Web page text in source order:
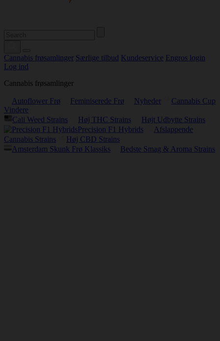
Cannabis frøsamlinger Særlige tilbud Kundeservice Engros login
Log ind
Cannabis frøsamlinger
Autoflower Frø Feminiserede Frø Nyheder
Cannabis Cup
Vindere
Cali Weed Strains
Høj THC Strains
Højt Udbytte Strains
Precision F1 Hybrids
Afslappende
Cannabis Strains
Høj CBD Strains
Amsterdam Skunk Frø Klassiks
Bedste Smag & Aroma Strains